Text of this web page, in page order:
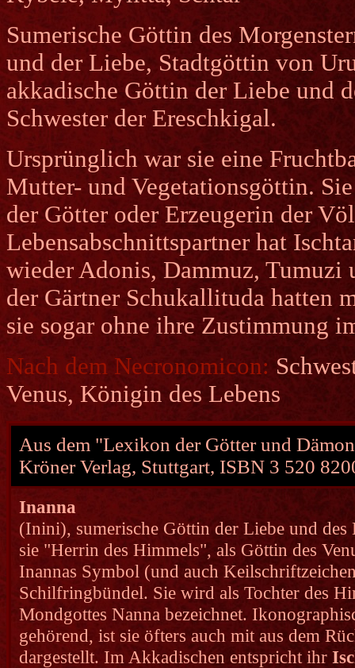
Sumerische Göttin des
und der Liebe, Stadtgöttin von
akkadische Göttin der Liebe und
Schwester der Ereschkigal.
Ursprünglich war sie eine
Mutter- und Vegetationsgöttin.
der Götter oder Erzeugerin der
Lebensabschnittspartner hat
wieder Adonis, Dammuz, Tumuzi
der Gärtner Schukallituda hatten
sie sogar ohne ihre Zustimmung
Nach dem Necronomicon:
Venus, Königin des Lebens
Aus dem "Lexikon der Götter und
Kröner Verlag, Stuttgart, ISBN 3 520
Inanna
(Inini), sumerische Göttin der Liebe und
sie "Herrin des Himmels", als Göttin des
Inannas Symbol (und auch
Schilfringbündel. Sie wird als Tochter des
Mondgottes Nanna bezeichnet.
gehörend, ist sie öfters auch mit aus dem
dargestellt. Im Akkadischen entspricht ihr